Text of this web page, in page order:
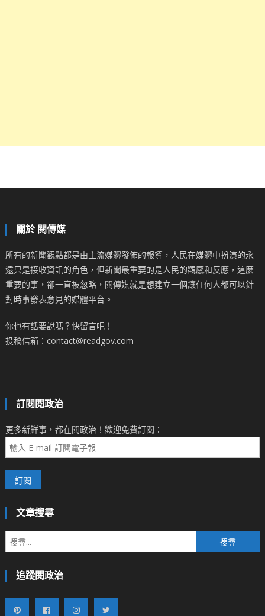
關於 閱傳媒
所有的新聞觀點都是由主流媒體發佈的報導，人民在媒體中扮演的永
遠只是接收資訊的角色，但新聞最重要的是人民的觀感和反應，這麼
重要的事，卻一直被忽略，閱傳媒就是想建立一個讓任何人都可以針
對時事發表意見的媒體平台。
你也有話要說嗎？快留言吧！
投稿信箱：contact@readgov.com
訂閱閱政治
更多新鮮事，都在閱政治！歡迎免費訂閱：
文章搜尋
尋
追蹤閱政治